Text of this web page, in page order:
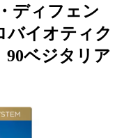
ディフェン
バイオティク
90ベジタリア